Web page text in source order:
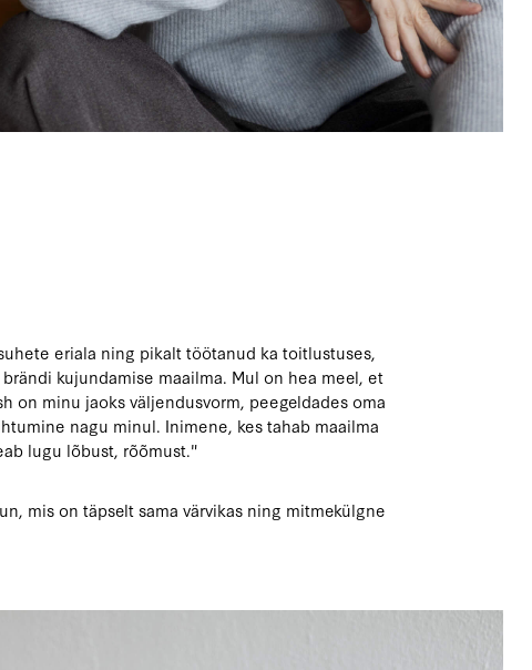
eriala ning pikalt töötanud ka toitlustuses,
kujundamise maailma. Mul on hea meel, et
on minu jaoks väljendusvorm, peegeldades oma
nagu minul. Inimene, kes tahab maailma
lugu lõbust, rõõmust."
mis on täpselt sama värvikas ning mitmekülgne